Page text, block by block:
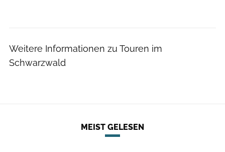
Weitere Informationen zu Touren im
Schwarzwald
MEIST GELESEN